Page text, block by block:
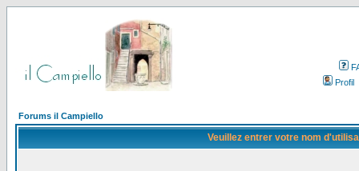
Profil
Forums il Campiello
Veuillez entrer votre nom